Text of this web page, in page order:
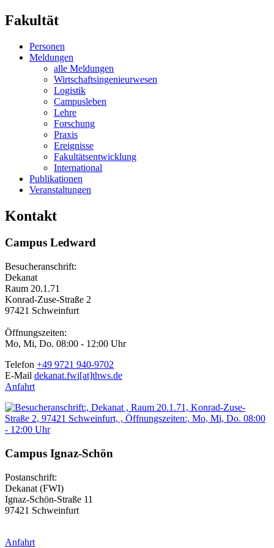
Fakultät
Personen
Meldungen
alle Meldungen
Wirtschaftsingenieurwesen
Logistik
Campusleben
Lehre
Forschung
Praxis
Ereignisse
Fakultätsentwicklung
International
Publikationen
Veranstaltungen
Kontakt
Campus Ledward
Besucheranschrift:
Dekanat
Raum 20.1.71
Konrad-Zuse-Straße 2
97421 Schweinfurt
Öffnungszeiten:
Mo, Mi, Do. 08:00 - 12:00 Uhr
Telefon +49 9721 940-9702
E-Mail dekanat.fwi[at]thws.de
Anfahrt
Campus Ignaz-Schön
Postanschrift:
Dekanat (FWI)
Ignaz-Schön-Straße 11
97421 Schweinfurt
Anfahrt